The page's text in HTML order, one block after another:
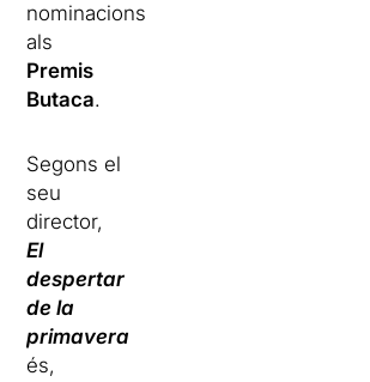
nominacions
als
Premis
Butaca.
Segons el
seu
director,
El
despertar
de la
primavera
és,